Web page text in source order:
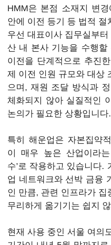
HMM은 본점 소재지 변
안에 이전 등기 등 법적
우선 대표이사 집무실부
산 내 본사 기능을 수행
이전을 단계적으로 추진
제 이전 인원 규모와 대상
으며, 재원 조달 방식과
체화되지 않아 실질적인
논의가 필요한 상황입니다.
특히 해운업은 자본집약
이 매우 높은 산업이라
수’로 작용하고 있습니다.
업 네트워크와 선박 금융
인 만큼, 관련 인프라가
무리하게 옮기기는 쉽지
현재 사용 중인 서울 여의